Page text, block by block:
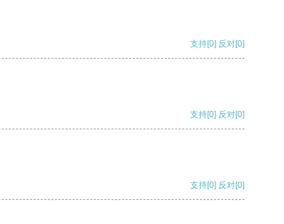
支持[0] 反对[0]
支持[0] 反对[0]
支持[0] 反对[0]